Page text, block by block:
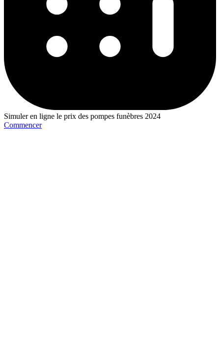
Simuler en ligne le prix des pompes funèbres 2024
Commencer